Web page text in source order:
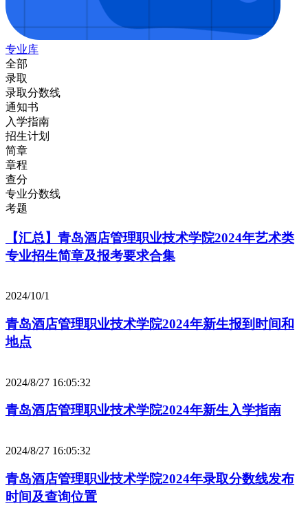
专业库
全部
录取
录取分数线
通知书
入学指南
招生计划
简章
章程
查分
专业分数线
考题
【汇总】青岛酒店管理职业技术学院2024年艺术类
专业招生简章及报考要求合集
2024/10/1
青岛酒店管理职业技术学院2024年新生报到时间和
地点
2024/8/27 16:05:32
青岛酒店管理职业技术学院2024年新生入学指南
2024/8/27 16:05:32
青岛酒店管理职业技术学院2024年录取分数线发布
时间及查询位置